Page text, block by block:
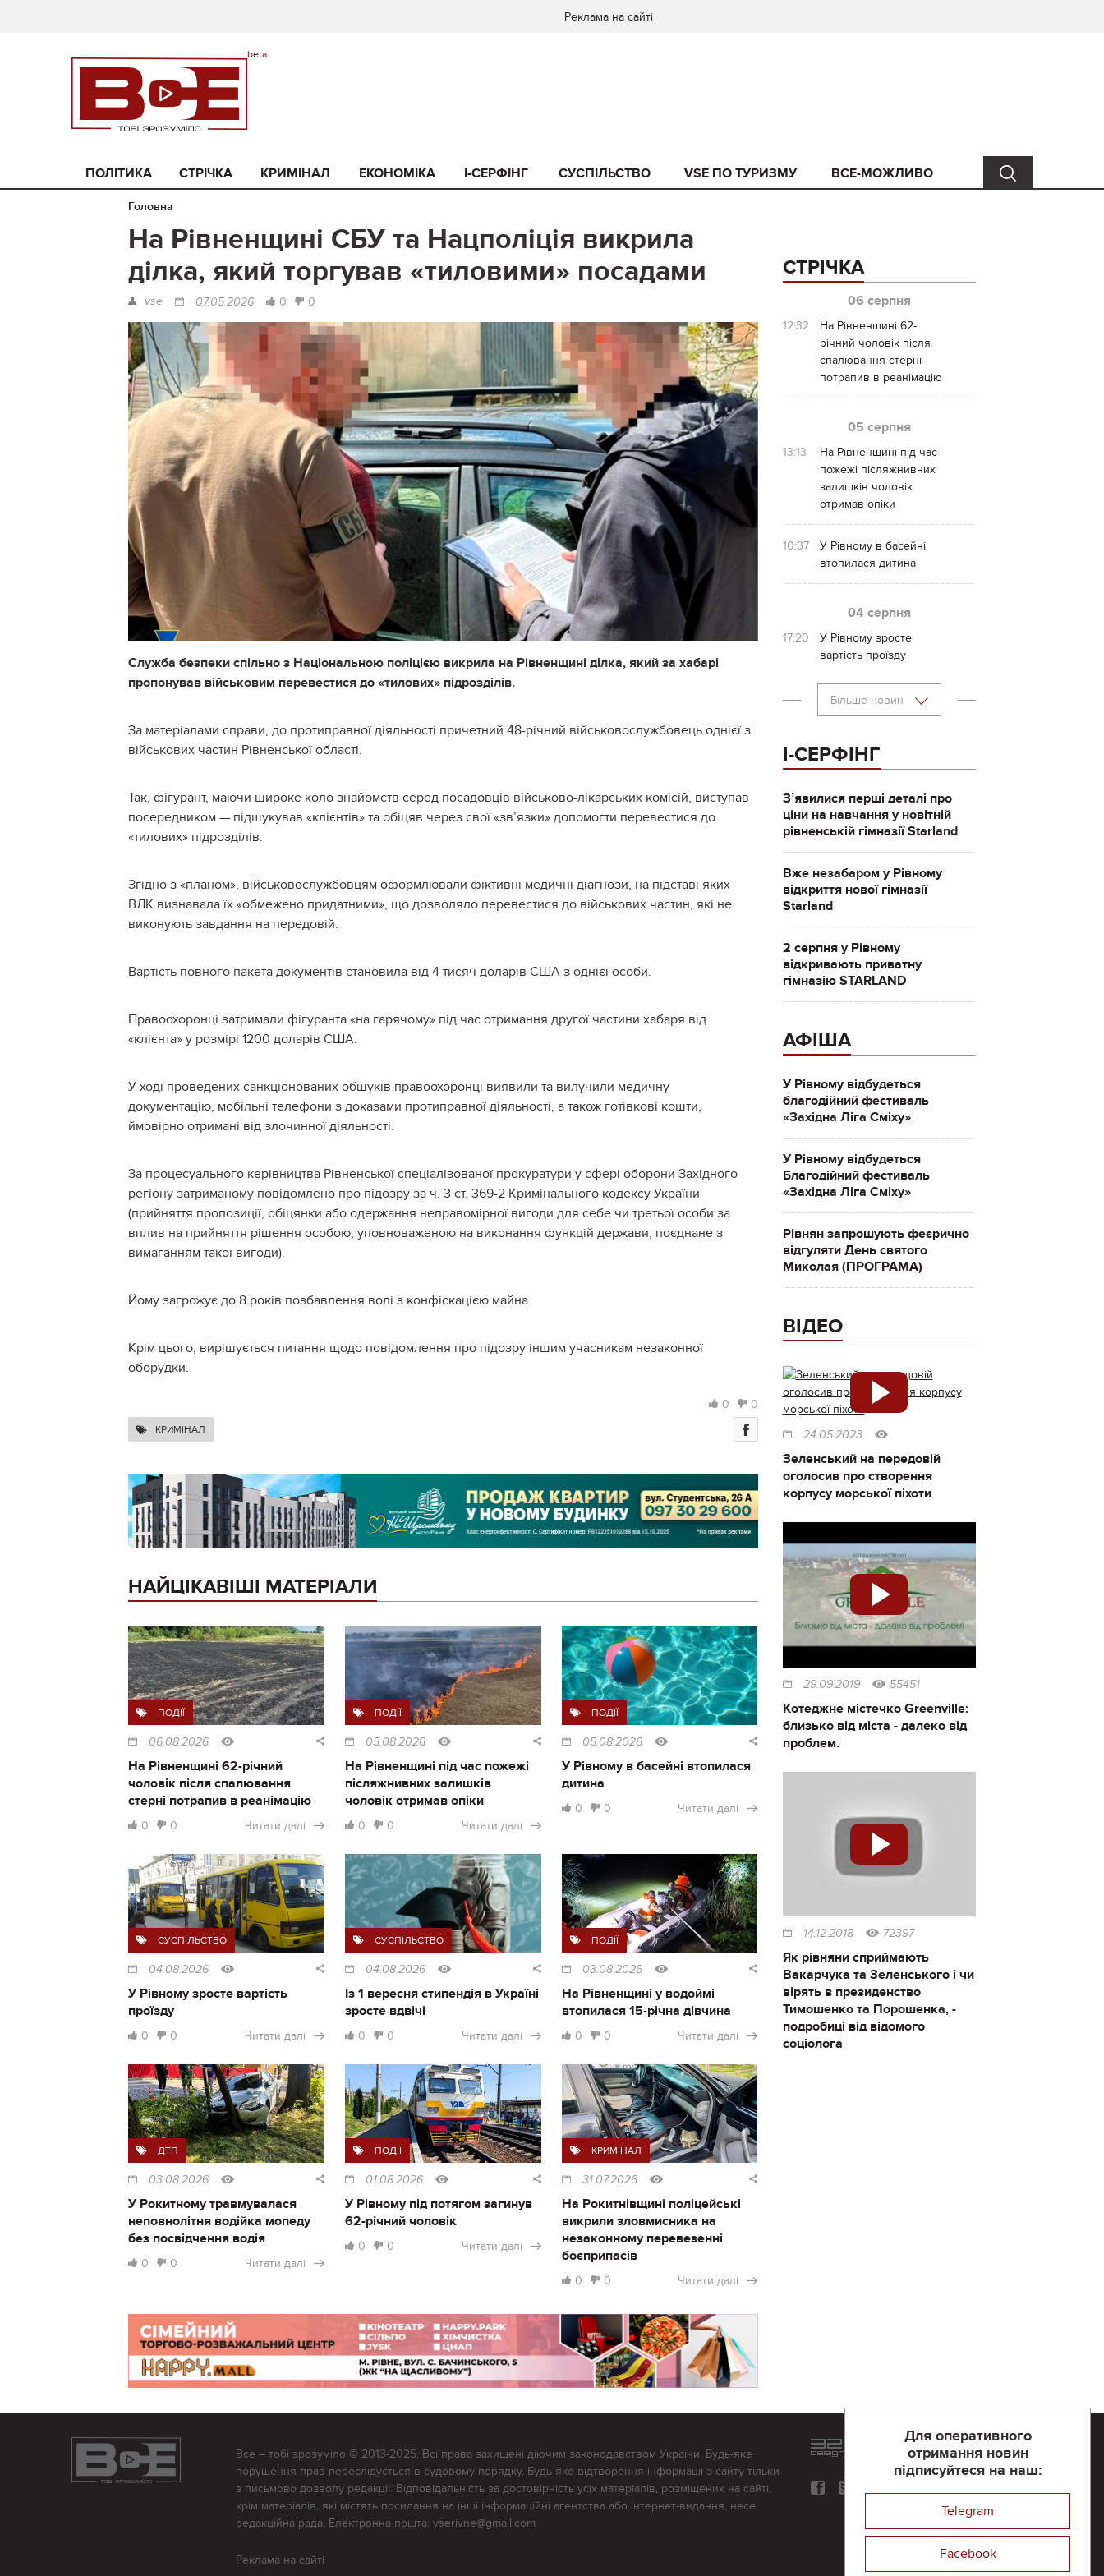
Реклама на сайті
ПОЛІТИКА СТРІЧКА КРИМІНАЛ ЕКОНОМІКА I-СЕРФІНГ СУСПІЛЬСТВО VSE ПО ТУРИЗМУ ВСЕ-МОЖЛИВО
Головна
На Рівненщині СБУ та Нацполіція викрила
ділка, який торгував «тиловими» посадами
vse 07.05.2026 0 0
Служба безпеки спільно з Національною поліцією викрила на Рівненщині ділка, який за хабарі
пропонував військовим перевестися до «тилових» підрозділів.
За матеріалами справи, до протиправної діяльності причетний 48-річний військовослужбовець однієї з
військових частин Рівненської області.
Так, фігурант, маючи широке коло знайомств серед посадовців військово-лікарських комісій, виступав
посередником — підшукував «клієнтів» та обіцяв через свої «зв’язки» допомогти перевестися до
«тилових» підрозділів.
Згідно з «планом», військовослужбовцям оформлювали фіктивні медичні діагнози, на підставі яких
ВЛК визнавала їх «обмежено придатними», що дозволяло перевестися до військових частин, які не
виконують завдання на передовій.
Вартість повного пакета документів становила від 4 тисяч доларів США з однієї особи.
Правоохоронці затримали фігуранта «на гарячому» під час отримання другої частини хабаря від
«клієнта» у розмірі 1200 доларів США.
У ході проведених санкціонованих обшуків правоохоронці виявили та вилучили медичну
документацію, мобільні телефони з доказами протиправної діяльності, а також готівкові кошти,
ймовірно отримані від злочинної діяльності.
За процесуального керівництва Рівненської спеціалізованої прокуратури у сфері оборони Західного
регіону затриманому повідомлено про підозру за ч. 3 ст. 369-2 Кримінального кодексу України
(прийняття пропозиції, обіцянки або одержання неправомірної вигоди для себе чи третьої особи за
вплив на прийняття рішення особою, уповноваженою на виконання функцій держави, поєднане з
вимаганням такої вигоди).
Йому загрожує до 8 років позбавлення волі з конфіскацією майна.
Крім цього, вирішується питання щодо повідомлення про підозру іншим учасникам незаконної
оборудки.
0 0
КРИМІНАЛ
НАЙЦІКАВІШІ МАТЕРІАЛИ
ПОДІЇ
06.08.2026
На Рівненщині 62-річний
чоловік після спалювання
стерні потрапив в реанімацію
0 0 Читати далі
ПОДІЇ
05.08.2026
На Рівненщині під час пожежі
післяжнивних залишків
чоловік отримав опіки
0 0 Читати далі
ПОДІЇ
05.08.2026
У Рівному в басейні втопилася
дитина
0 0 Читати далі
СУСПІЛЬСТВО
04.08.2026
У Рівному зросте вартість
проїзду
0 0 Читати далі
СУСПІЛЬСТВО
04.08.2026
Із 1 вересня стипендія в Україні
зросте вдвічі
0 0 Читати далі
ПОДІЇ
03.08.2026
На Рівненщині у водоймі
втопилася 15-річна дівчина
0 0 Читати далі
ДТП
03.08.2026
У Рокитному травмувалася
неповнолітня водійка мопеду
без посвідчення водія
0 0 Читати далі
ПОДІЇ
01.08.2026
У Рівному під потягом загинув
62-річний чоловік
0 0 Читати далі
КРИМІНАЛ
31.07.2026
На Рокитнівщині поліцейські
викрили зловмисника на
незаконному перевезенні
боєприпасів
0 0 Читати далі
СТРІЧКА
06 серпня
12:32
На Рівненщині 62-
річний чоловік після
спалювання стерні
потрапив в реанімацію
05 серпня
13:13
На Рівненщині під час
пожежі післяжнивних
залишків чоловік
отримав опіки
10:37
У Рівному в басейні
втопилася дитина
04 серпня
17:20
У Рівному зросте
вартість проїзду
Більше новин
І-СЕРФІНГ
Зʼявилися перші деталі про
ціни на навчання у новітній
рівненській гімназії Starland
Вже незабаром у Рівному
відкриття нової гімназії
Starland
2 серпня у Рівному
відкривають приватну
гімназію STARLAND
АФІША
У Рівному відбудеться
благодійний фестиваль
«Західна Ліга Сміху»
У Рівному відбудеться
Благодійний фестиваль
«Західна Ліга Сміху»
Рівнян запрошують феєрично
відгуляти День святого
Миколая (ПРОГРАМА)
ВІДЕО
24.05.2023
Зеленський на передовій
оголосив про створення
корпусу морської піхоти
29.09.2019 55451
Котеджне містечко Greenville:
близько від міста - далеко від
проблем.
14.12.2018 72397
Як рівняни сприймають
Вакарчука та Зеленського і чи
вірять в президенство
Тимошенко та Порошенка, -
подробиці від відомого
соціолога
Для оперативного
отримання новин
підписуйтеся на наш:
Telegram
Facebook
Все – тобі зрозуміло © 2013-2025. Всі права захищені діючим законодавством України. Будь-яке
порушення прав переслідується в судовому порядку. Будь-яке відтворення інформації з сайту тільки
з письмово дозволу редакції. Відповідальність за достовірність усіх матеріалів, розміщених на сайті,
крім матеріалів, які містять посилання на інші інформаційні агентства або інтернет-видання, несе
редакційна рада. Електронна пошта: vserivne@gmail.com
Реклама на сайті
Розроблений та підтримується
компанії 32х32